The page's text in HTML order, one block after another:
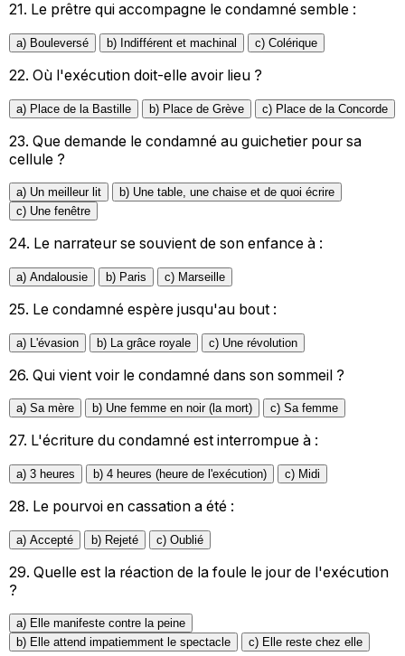
21. Le prêtre qui accompagne le condamné semble :
a) Bouleversé b) Indifférent et machinal c) Colérique
22. Où l'exécution doit-elle avoir lieu ?
a) Place de la Bastille b) Place de Grève c) Place de la Concorde
23. Que demande le condamné au guichetier pour sa
cellule ?
a) Un meilleur lit
b) Une table, une chaise et de quoi écrire
c) Une fenêtre
24. Le narrateur se souvient de son enfance à :
a) Andalousie b) Paris c) Marseille
25. Le condamné espère jusqu'au bout :
a) L'évasion b) La grâce royale c) Une révolution
26. Qui vient voir le condamné dans son sommeil ?
a) Sa mère b) Une femme en noir (la mort) c) Sa femme
27. L'écriture du condamné est interrompue à :
a) 3 heures b) 4 heures (heure de l'exécution) c) Midi
28. Le pourvoi en cassation a été :
a) Accepté b) Rejeté c) Oublié
29. Quelle est la réaction de la foule le jour de l'exécution
?
a) Elle manifeste contre la peine
b) Elle attend impatiemment le spectacle
c) Elle reste chez elle